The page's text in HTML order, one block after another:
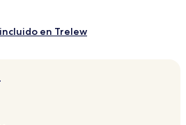
en Trelew
Chiquichano